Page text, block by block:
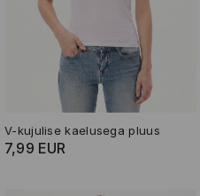
V-kujulise kaelusega pluus
7,99 EUR